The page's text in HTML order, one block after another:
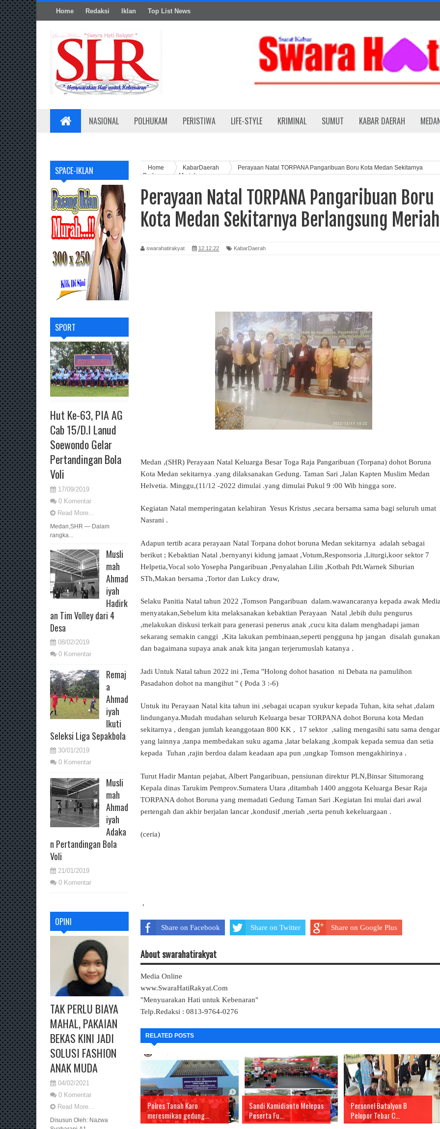
Home Redaksi Iklan Top List News
NASIONAL POLHUKAM PERISTIWA LIFE-STYLE KRIMINAL SUMUT KABAR DAERAH
SPACE-IKLAN
SPORT
Hut Ke-63, PIA AG
Cab 15/D.I Lanud
Soewondo Gelar
Pertandingan Bola
Voli
17/09/2019
0 Komentar
Read More...
Medan,SHR — Dalam
rangka...
Musli
mah
Ahmad
iyah
Hadirk
an Tim Volley dari 4
Desa
08/02/2019
0 Komentar
Remaj
a
Ahmad
iyah
Ikuti
Seleksi Liga Sepakbola
30/01/2019
0 Komentar
Musli
mah
Ahmad
iyah
Adaka
n Pertandingan Bola
Voli
21/01/2019
0 Komentar
OPINI
TAK PERLU BIAYA
MAHAL, PAKAIAN
BEKAS KINI JADI
SOLUSI FASHION
ANAK MUDA
04/02/2021
0 Komentar
Read More...
Disusun Oleh: Nazwa
Home KabarDaerah
Perayaan Natal TORPANA Pangaribuan Boru Kota Medan Sekitarnya
Berlangsung Meriah
Perayaan Natal TORPANA Pangaribuan Boru
Kota Medan Sekitarnya Berlangsung Meriah
swarahatirakyat 12.12.22 KabarDaerah
Medan ,(SHR) Perayaan Natal Keluarga Besar Toga Raja Pangaribuan (Torpana) dohot Boruna
Kota Medan sekitarnya .yang dilaksanakan Gedung. Taman Sari ,Jalan Kapten Muslim Medan
Helvetia. Minggu,(11/12 -2022 dimulai .yang dimulai Pukul 9 :00 Wib hingga sore.
Kegiatan Natal memperingatan kelahiran Yesus Kristus ,secara bersama sama bagi seluruh umat
Nasrani .
Adapun tertib acara perayaan Natal Torpana dohot boruna Medan sekitarnya adalah sebagai
berikut ; Kebaktian Natal ,bernyanyi kidung jamaat ,Votum,Responsoria ,Liturgi,koor sektor 7
Helpetia,Vocal solo Yosepha Pangaribuan ,Penyalahan Lilin ,Kotbah Pdt.Warnek Siburian
STh,Makan bersama ,Tortor dan Lukcy draw,
Selaku Panitia Natal tahun 2022 ,Tomson Pangaribuan dalam.wawancaranya kepada awak
menyatakan,Sebelum kita melaksanakan kebaktian Perayaan Natal ,lebih dulu pengurus
,melakukan diskusi terkait para generasi penerus anak ,cucu kita dalam menghadapi jaman
sekarang semakin canggi ,Kita lakukan pembinaan,seperti pengguna hp jangan disalah gunakan
dan bagaimana supaya anak anak kita jangan terjerumuslah katanya .
Jadi Untuk Natal tahun 2022 ini ,Tema "Holong dohot hasation ni Debata na pamulihon
Pasadahon dohot na mangihut " ( Poda 3 :-6)
Untuk itu Perayaan Natal kita tahun ini ,sebagai ucapan syukur kepada Tuhan, kita sehat ,dalam
lindunganya.Mudah mudahan seluruh Keluarga besar TORPANA dohot Boruna kota Medan
sekitarnya , dengan jumlah keanggotaan 800 KK , 17 sektor ,saling mengasihi satu sama
yang lainnya ,tanpa membedakan suku agama ,latar belakang ,kompak kepada semua dan setia
kepada Tuhan ,rajin berdoa dalam keadaan apa pun ,ungkap Tomson mengakhirinya .
Turut Hadir Mantan pejabat, Albert Pangaribuan, pensiunan direktur PLN,Binsar Situmorang
Kepala dinas Tarukim Pemprov.Sumatera Utara ,ditambah 1400 anggota Keluarga Besar Raja
TORPANA dohot Boruna yang memadati Gedung Taman Sari .Kegiatan Ini mulai dari awal
pertengah dan akhir berjalan lancar ,kondusif ,meriah ,serta penuh kekeluargaan .
(ceria)
,
Share on Facebook Share on Twitter Share on Google Plus
About swarahatirakyat
Media Online
www.SwaraHatiRakyat.Com
"Menyuarakan Hati untuk Kebenaran"
Telp.Redaksi : 0813-9764-0276
RELATED POSTS
Polres Tanah Karo
meresmikan gedung...
Sandi Kamidianto Melepas
Peserta Fu...
Personel Batalyon B
Pelopor Tebar C...